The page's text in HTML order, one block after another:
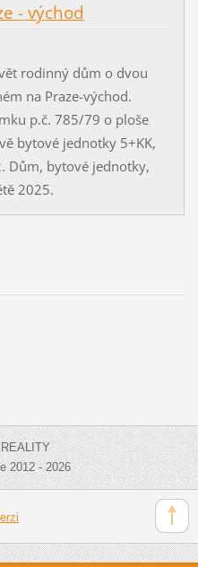
- východ
rodinný dům o dvou
na Praze-východ.
p.č. 785/79 o ploše
bytové jednotky 5+KK,
Dům, bytové jednotky,
2025.
2012 - 2026